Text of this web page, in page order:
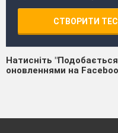
СТВОРИТИ
Натисніть
оновленнями на